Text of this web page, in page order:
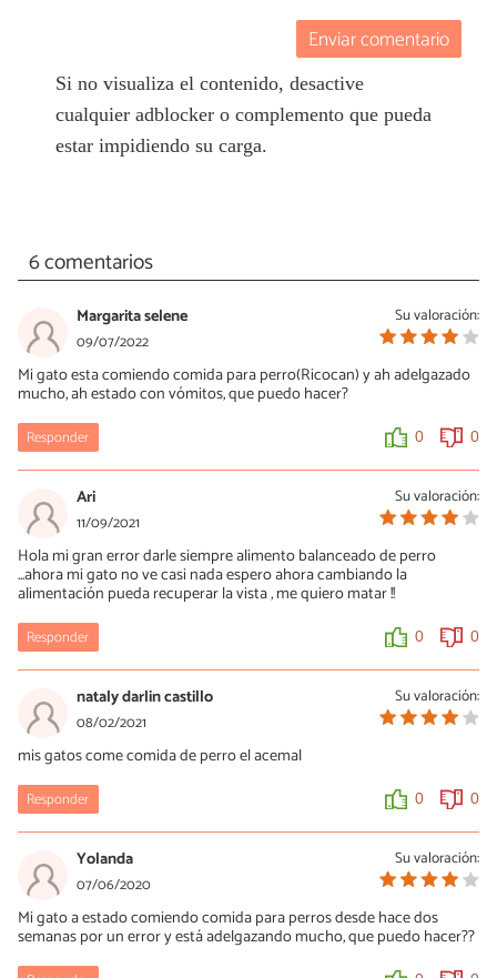
Enviar comentario
Si no visualiza el contenido, desactive
cualquier adblocker o complemento que pueda
estar impidiendo su carga.
6 comentarios
Su valoración:
Margarita selene
09/07/2022
Mi gato esta comiendo comida para perro(Ricocan) y ah adelgazado
mucho, ah estado con vómitos, que puedo hacer?
Responder 0 0
Su valoración:
Ari
11/09/2021
Hola mi gran error darle siempre alimento balanceado de perro
...ahora mi gato no ve casi nada espero ahora cambiando la
alimentación pueda recuperar la vista , me quiero matar !!
Responder 0 0
Su valoración:
nataly darlin castillo
08/02/2021
mis gatos come comida de perro el acemal
Responder 0 0
Su valoración:
Yolanda
07/06/2020
Mi gato a estado comiendo comida para perros desde hace dos
semanas por un error y está adelgazando mucho, que puedo hacer??